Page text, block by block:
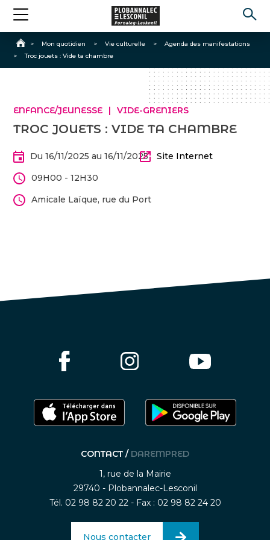
Accueil
> Mon quotidien > Vie culturelle >
Agenda des manifestations
>
Troc jouets : Vide ta chambre
ENFANCE/JEUNESSE VIDE-GRENIERS
TROC JOUETS : VIDE TA CHAMBRE
Du 16/11/2025 au 16/11/2025
09H00 - 12H30
Amicale Laïque, rue du Port
Site Internet
CONTACT / DAREMPRED
1, rue de la Mairie
29740 - Plobannalec-Lesconil
Tél. 02 98 82 20 22 - Fax : 02 98 82 24 20
Nous contacter